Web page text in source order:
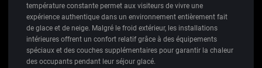
température constante permet aux visiteurs de vivre une
expérience authentique dans un environnement entièrement fait
de glace et de neige. Malgré le froid extérieur, les installations
intérieures offrent un confort relatif grâce à des équipements
spéciaux et des couches supplémentaires pour garantir la chaleur
des occupants pendant leur séjour glacé.